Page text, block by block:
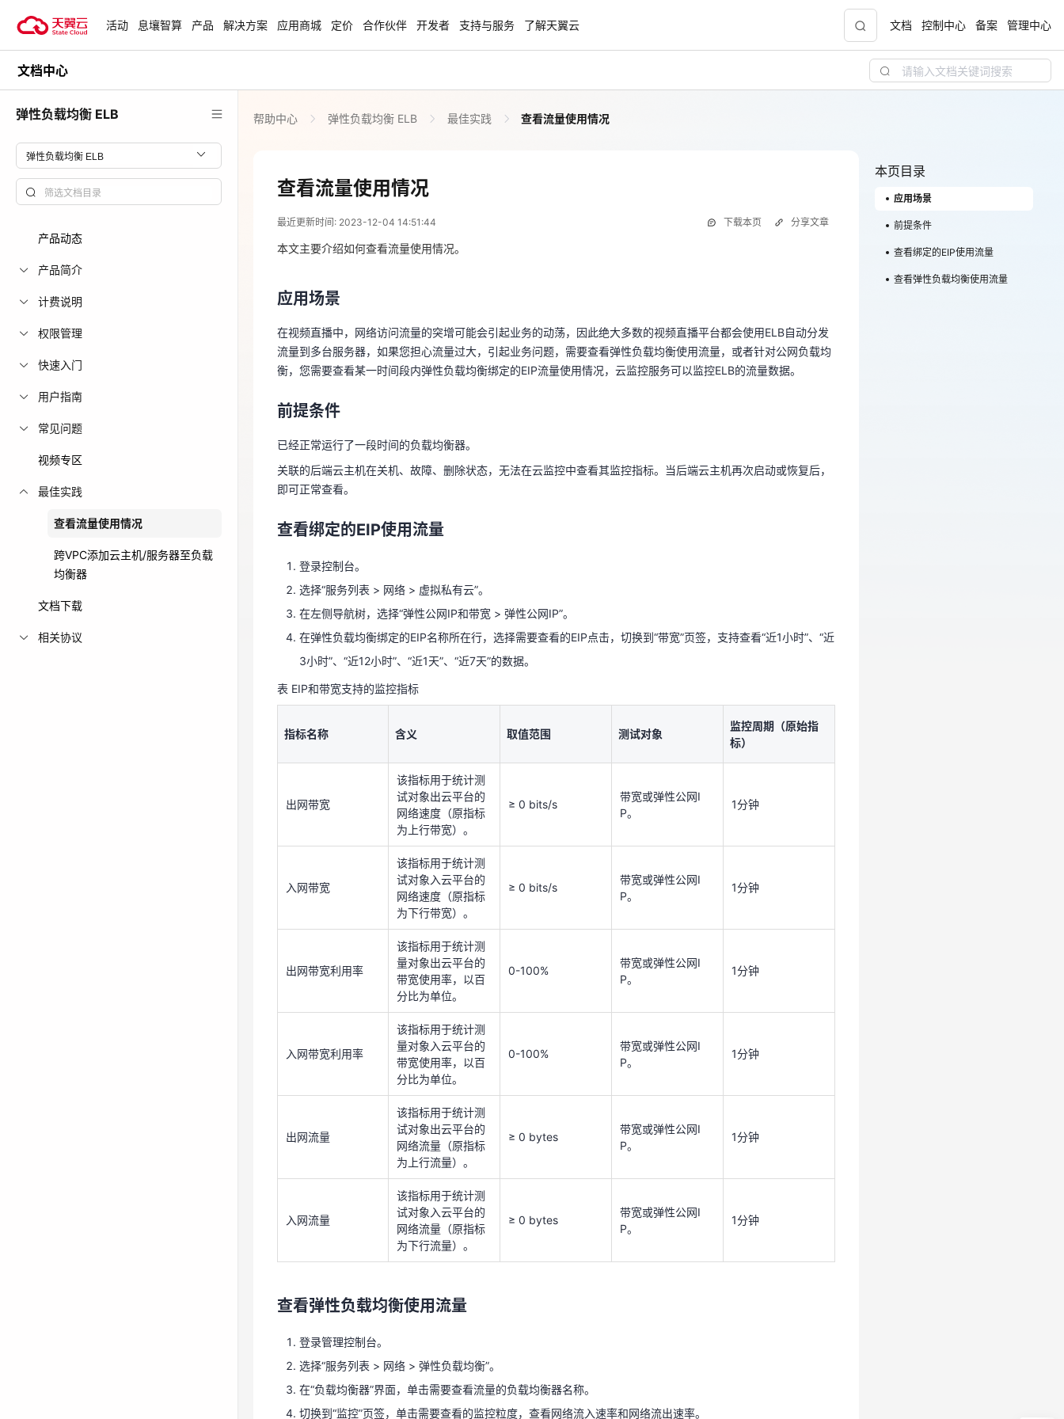
试用，产品折扣等，助您降本增
查看全部活动
安全隔离版OpenClaw NEW 聚力AI赋能 天翼云大模型专项
企业出海解决方案
助力您的业务扬帆出海，通达全球！
“一云多芯、一云多态”,国产化软件全面适配，
国家云助力中小企业腾飞，高额上云补贴重磅
爆款云主机全场特惠，2核4G只要1.8折起！
免费活动
免费试用中心
多款云产品免费试用，快来开启云上之旅
活动 息壤智算 产品 解决方案 应用商城 定价 合作伙伴 开发者 支持与服务 了解天翼云 文档 控制中心 备案 管理中心
文档中心
弹性负载均衡 ELB
产品动态
产品简介
计费说明
权限管理
快速入门
用户指南
常见问题
视频专区
最佳实践
查看流量使用情况
跨VPC添加云主机/服务器至负载
均衡器
文档下载
相关协议
帮助中心 弹性负载均衡 ELB 最佳实践 查看流量使用情况
查看流量使用情况
最近更新时间: 2023-12-04 14:51:44 下载本页
2023-12-04 06:51:44
应用场景
流量到多台服务器，如果您担心流量过大，引起业务问题，需要查看弹性负载均衡使用流量，或者针对公网负载均
前提条件
关联的后端云主机在关机、故障、删除状态，无法在云监控中查看其监控指标。当后端云主机再次启动或恢复后，
查看绑定的EIP使用流量
选择“服务列表 > 网络 > 虚拟私有云”。
表 EIP和带宽支持的监控指标
出网带宽
试对象出云平台的
为上行带宽）。
≥ 0 bits/s
带宽或弹性公网I
1分钟
入网带宽
该指标用于统计测
试对象入云平台的
网络速度（原指标
为下行带宽）。
≥ 0 bits/s
带宽或弹性公网I
P。
1分钟
出网带宽利用率
该指标用于统计测
量对象出云平台的
带宽使用率，以百
分比为单位。
0-100%
带宽或弹性公网I
P。
1分钟
该指标用于统计测
量对象入云平台的
带宽使用率，以百
分比为单位。
P。
该指标用于统计测
试对象出云平台的
网络流量（原指标
为上行流量）。
P。
该指标用于统计测
试对象入云平台的
网络流量（原指标
为下行流量）。
带宽或弹性公网I
查看弹性负载均衡使用流量
选择“服务列表 > 网络 > 弹性负载均衡”。
在“负载均衡器”界面，单击需要查看流量的负载均衡器名称。
支持查看“近1小时”、“近3小时”、“近12小时”、“近1天”和“近7天”的数据。
分享文章
本文主要介绍如何查看流量使用情况。
应用场景
在视频直播中，网络访问流量的突增可能会引起业务的动荡，因此绝大多数的视频直播平台都会使用ELB自动分发
流量到多台服务器，如果您担心流量过大，引起业务问题，需要查看弹性负载均衡使用流量，或者针对公网负载均
衡，您需要查看某一时间段内弹性负载均衡绑定的EIP流量使用情况，云监控服务可以监控ELB的流量数据。
前提条件
已经正常运行了一段时间的负载均衡器。
关联的后端云主机在关机、故障、删除状态，无法在云监控中查看其监控指标。当后端云主机再次启动或恢复后，
即可正常查看。
查看绑定的EIP使用流量
登录控制台。
选择“服务列表 > 网络 > 虚拟私有云”。
在左侧导航树，选择“弹性公网IP和带宽 > 弹性公网IP”。
在弹性负载均衡绑定的EIP名称所在行，选择需要查看的EIP点击，切换到“带宽”页签，支持查看“近1小时”、“近
3小时”、“近12小时”、“近1天”、“近7天”的数据。
表 EIP和带宽支持的监控指标
指标名称 含义 取值范围 测试对象
监控周期（原始指
标）
出网带宽
该指标用于统计测
试对象出云平台的
网络速度（原指标
为上行带宽）。
≥ 0 bits/s
带宽或弹性公网I
P。
1分钟
入网带宽
该指标用于统计测
试对象入云平台的
网络速度（原指标
为下行带宽）。
≥ 0 bits/s
带宽或弹性公网I
P。
1分钟
出网带宽利用率
该指标用于统计测
量对象出云平台的
带宽使用率，以百
分比为单位。
0-100%
带宽或弹性公网I
P。
1分钟
入网带宽利用率
该指标用于统计测
量对象入云平台的
带宽使用率，以百
分比为单位。
0-100%
带宽或弹性公网I
P。
1分钟
出网流量
该指标用于统计测
试对象出云平台的
网络流量（原指标
为上行流量）。
≥ 0 bytes
带宽或弹性公网I
P。
1分钟
入网流量
该指标用于统计测
试对象入云平台的
网络流量（原指标
为下行流量）。
≥ 0 bytes
带宽或弹性公网I
P。
1分钟
查看弹性负载均衡使用流量
登录管理控制台。
选择“服务列表 > 网络 > 弹性负载均衡”。
在“负载均衡器”界面，单击需要查看流量的负载均衡器名称。
切换到“监控”页签，单击需要查看的监控粒度，查看网络流入速率和网络流出速率。
本页目录
应用场景
前提条件
查看绑定的EIP使用流量
查看弹性负载均衡使用流量